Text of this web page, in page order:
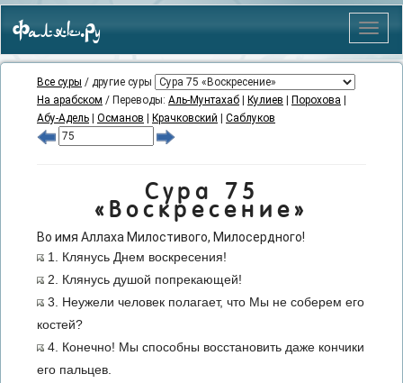
Меню
Фаляк.Ру
Все суры / другие суры
На арабском / Переводы: Аль-Мунтахаб Кулиев Порохова
Абу-Адель
Османов Крачковский Саблуков
Сура 75
«Воскресение»
Во имя Аллаха Милостивого, Милосердного!
1. Клянусь Днем воскресения!
2. Клянусь душой попрекающей!
3. Неужели человек полагает, что Мы не соберем его
костей?
4. Конечно! Мы способны восстановить даже кончики
его пальцев.